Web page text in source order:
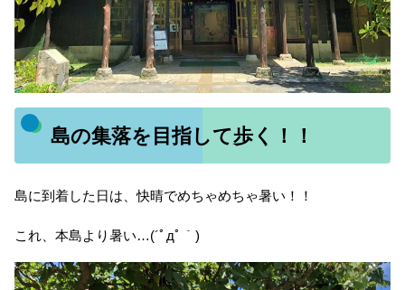
島の集落を目指して歩く！！
島に到着した日は、快晴でめちゃめちゃ暑い！！
これ、本島より暑い…(´ﾟдﾟ｀)